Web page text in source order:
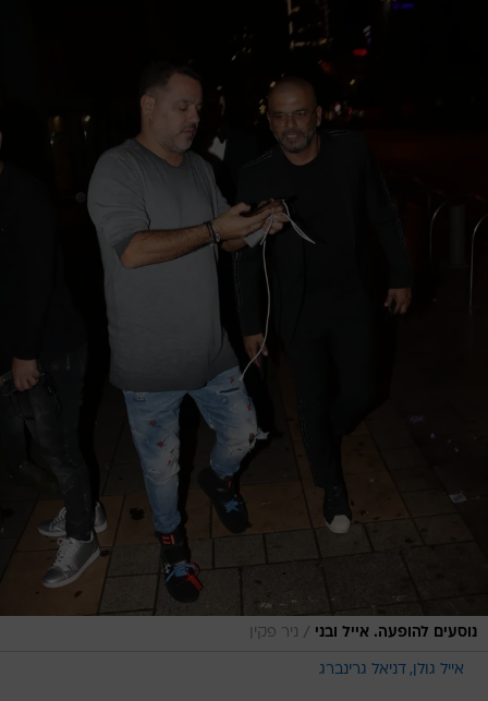
נוסעים להופעה. אייל ובני / ניר פקין
אייל גולן דניאל גרינברג